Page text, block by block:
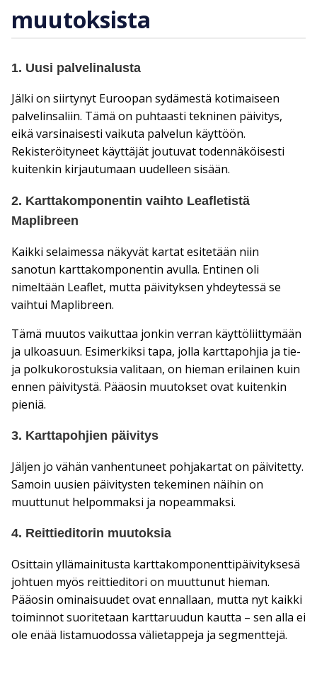
muutoksista
1. Uusi palvelinalusta
Jälki on siirtynyt Euroopan sydämestä kotimaiseen
palvelinsaliin. Tämä on puhtaasti tekninen päivitys,
eikä varsinaisesti vaikuta palvelun käyttöön.
Rekisteröityneet käyttäjät joutuvat todennäköisesti
kuitenkin kirjautumaan uudelleen sisään.
2. Karttakomponentin vaihto Leafletistä
Maplibreen
Kaikki selaimessa näkyvät kartat esitetään niin
sanotun karttakomponentin avulla. Entinen oli
nimeltään Leaflet, mutta päivityksen yhdeytessä se
vaihtui Maplibreen.
Tämä muutos vaikuttaa jonkin verran käyttöliittymään
ja ulkoasuun. Esimerkiksi tapa, jolla karttapohjia ja tie-
ja polkukorostuksia valitaan, on hieman erilainen kuin
ennen päivitystä. Pääosin muutokset ovat kuitenkin
pieniä.
3. Karttapohjien päivitys
Jäljen jo vähän vanhentuneet pohjakartat on päivitetty.
Samoin uusien päivitysten tekeminen näihin on
muuttunut helpommaksi ja nopeammaksi.
4. Reittieditorin muutoksia
Osittain yllämainitusta karttakomponenttipäivityksesä
johtuen myös reittieditori on muuttunut hieman.
Pääosin ominaisuudet ovat ennallaan, mutta nyt kaikki
toiminnot suoritetaan karttaruudun kautta – sen alla ei
ole enää listamuodossa välietappeja ja segmenttejä.